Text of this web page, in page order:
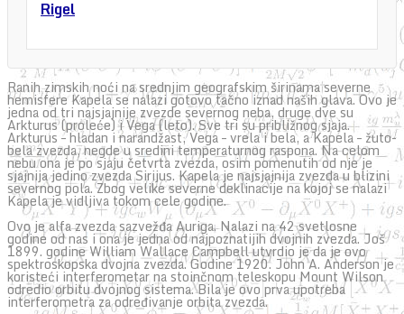
Rigel
Ranih zimskih noći na srednjim geografskim širinama severne
hemisfere Kapela se nalazi gotovo tačno iznad naših glava. Ovo je
jedna od tri najsjajnije zvezde severnog neba, druge dve su
Arkturus (proleće) i Vega (leto). Sve tri su približnog sjaja.
Arkturus – hladan i narandžast, Vega – vrela i bela, a Kapela – žuto-
bela zvezda, negde u sredini temperaturnog raspona. Na celom
nebu ona je po sjaju četvrta zvezda, osim pomenutih od nje je
sjajnija jedino zvezda Sirijus. Kapela je najsjajnija zvezda u blizini
severnog pola. Zbog velike severne deklinacije na kojoj se nalazi
Kapela je vidljiva tokom cele godine.
Ovo je alfa zvezda sazvežđa Auriga. Nalazi na 42 svetlosne
godine od nas i ona je jedna od najpoznatijih dvojnih zvezda. Još
1899. godine William Wallace Campbell utvrdio je da je ovo
spektroskopska dvojna zvezda. Godine 1920. John A. Anderson je
koristeći interferometar na stoinčnom teleskopu Mount Wilson
odredio orbitu dvojnog sistema. Bila je ovo prva upotreba
interferometra za određivanje orbita zvezda.